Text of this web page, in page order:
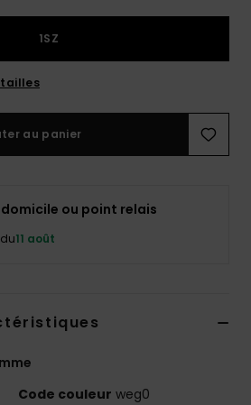
1SZ
tailles
au panier
ou point relais
11 août
Code couleur weg0